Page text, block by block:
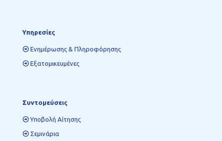
Υπηρεσίες
Ενημέρωσης & Πληροφόρησης
Εξατομικευμένες
Συντομεύσεις
Υποβολή Αίτησης
Σεμινάρια